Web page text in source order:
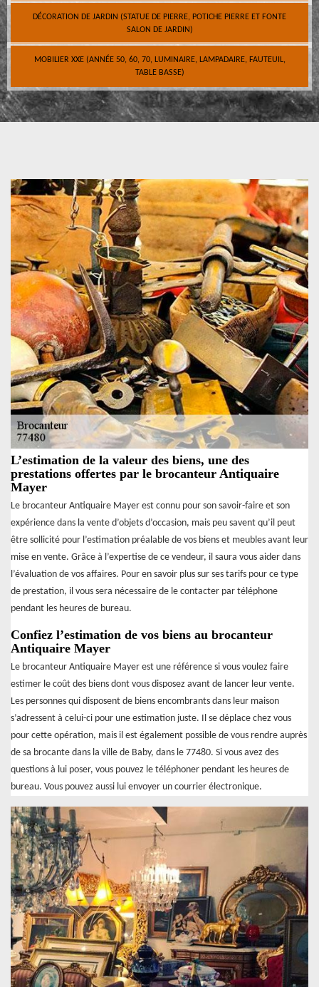
DÉCORATION DE JARDIN (STATUE DE PIERRE, POTICHE PIERRE ET FONTE
SALON DE JARDIN)
MOBILIER XXE (ANNÉE 50, 60, 70, LUMINAIRE, LAMPADAIRE, FAUTEUIL,
TABLE BASSE)
L’estimation de la valeur des biens, une des
prestations offertes par le brocanteur Antiquaire
Mayer
Le brocanteur Antiquaire Mayer est connu pour son savoir-faire et son
expérience dans la vente d’objets d’occasion, mais peu savent qu’il peut
être sollicité pour l’estimation préalable de vos biens et meubles avant leur
mise en vente. Grâce à l’expertise de ce vendeur, il saura vous aider dans
l’évaluation de vos affaires. Pour en savoir plus sur ses tarifs pour ce type
de prestation, il vous sera nécessaire de le contacter par téléphone
pendant les heures de bureau.
Confiez l’estimation de vos biens au brocanteur
Antiquaire Mayer
Le brocanteur Antiquaire Mayer est une référence si vous voulez faire
estimer le coût des biens dont vous disposez avant de lancer leur vente.
Les personnes qui disposent de biens encombrants dans leur maison
s’adressent à celui-ci pour une estimation juste. Il se déplace chez vous
pour cette opération, mais il est également possible de vous rendre auprès
de sa brocante dans la ville de Baby, dans le 77480. Si vous avez des
questions à lui poser, vous pouvez le téléphoner pendant les heures de
bureau. Vous pouvez aussi lui envoyer un courrier électronique.